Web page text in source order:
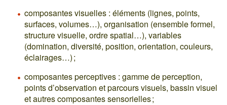
composantes visuelles : éléments (lignes, points,
surfaces, volumes…), organisation (ensemble formel,
structure visuelle, ordre spatial…), variables
(domination, diversité, position, orientation, couleurs,
éclairages…) ;
composantes perceptives : gamme de perception,
points d’observation et parcours visuels, bassin visuel
et autres composantes sensorielles ;